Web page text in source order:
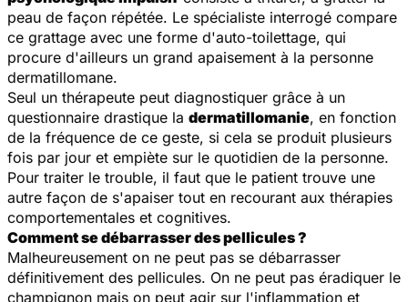
peau de façon répétée. Le spécialiste interrogé compare
ce grattage avec une forme d'auto-toilettage, qui
procure d'ailleurs un grand apaisement à la personne
dermatillomane.
Seul un thérapeute peut diagnostiquer grâce à un
questionnaire drastique la dermatillomanie, en fonction
de la fréquence de ce geste, si cela se produit plusieurs
fois par jour et empiète sur le quotidien de la personne.
Pour traiter le trouble, il faut que le patient trouve une
autre façon de s'apaiser tout en recourant aux thérapies
comportementales et cognitives.
Comment se débarrasser des pellicules ?
Malheureusement on ne peut pas se débarrasser
définitivement des pellicules. On ne peut pas éradiquer le
champignon mais on peut agir sur l'inflammation et